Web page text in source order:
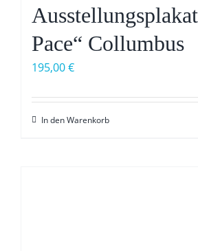
Pace“ Collumbus
195,00€
In den Warenkorb